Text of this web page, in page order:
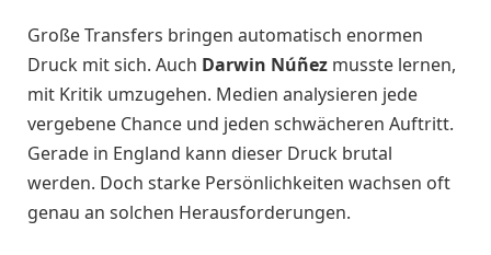
Große Transfers bringen automatisch enormen
Druck mit sich. Auch Darwin Núñez musste lernen,
mit Kritik umzugehen. Medien analysieren jede
vergebene Chance und jeden schwächeren Auftritt.
Gerade in England kann dieser Druck brutal
werden. Doch starke Persönlichkeiten wachsen oft
genau an solchen Herausforderungen.